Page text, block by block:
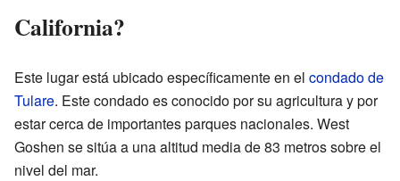
California?
Este lugar está ubicado específicamente en el condado de
Tulare. Este condado es conocido por su agricultura y por
estar cerca de importantes parques nacionales. West
Goshen se sitúa a una altitud media de 83 metros sobre el
nivel del mar.